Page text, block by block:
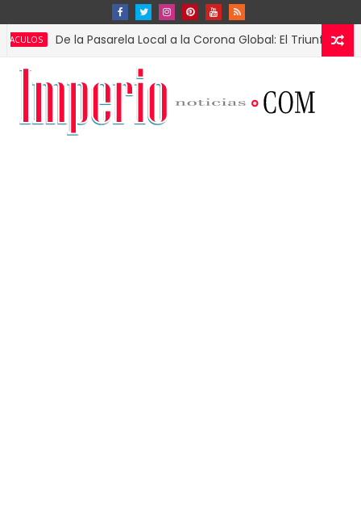
De la Pasarela Local a la Corona Global: El Triunfo de Fátima